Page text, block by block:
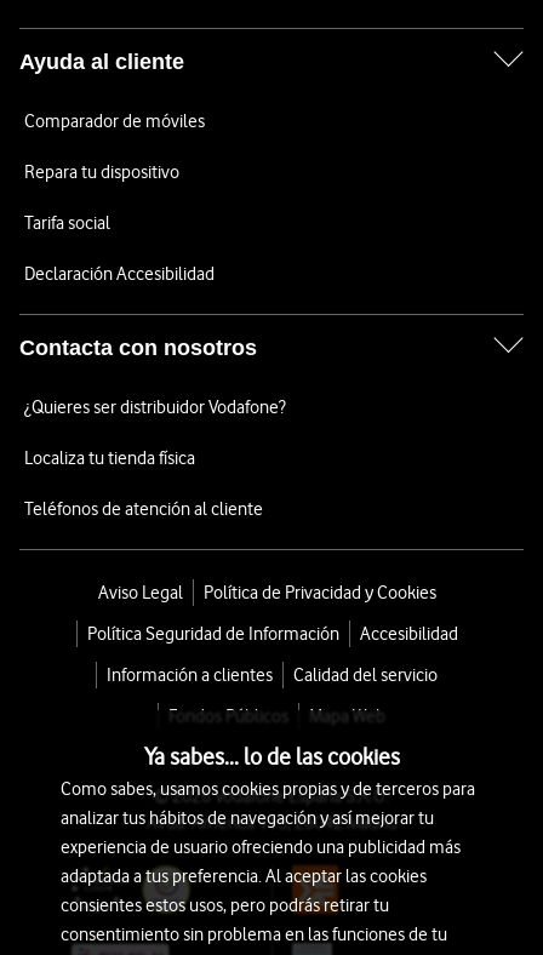
Ayuda al cliente
Comparador de móviles
Repara tu dispositivo
Tarifa social
Declaración Accesibilidad
Contacta con nosotros
¿Quieres ser distribuidor Vodafone?
Localiza tu tienda física
Teléfonos de atención al cliente
Aviso Legal
Política de Privacidad y Cookies
Política Seguridad de Información
Accesibilidad
Información a clientes
Calidad del servicio
Fondos Públicos
Mapa Web
© 2026 Vodafone España S.A.U.
Avda. América 115, 28042 Madrid
Ya sabes... lo de las cookies
Como sabes, usamos cookies propias y de terceros para
analizar tus hábitos de navegación y así mejorar tu
experiencia de usuario ofreciendo una publicidad más
adaptada a tus preferencia. Al aceptar las cookies
consientes estos usos, pero podrás retirar tu
consentimiento sin problema en las funciones de tu